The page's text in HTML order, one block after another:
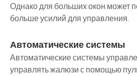
Однако для больших окон может
больше усилий для управления.
Автоматические системы
Автоматические системы
управлять жалюзи с помощью